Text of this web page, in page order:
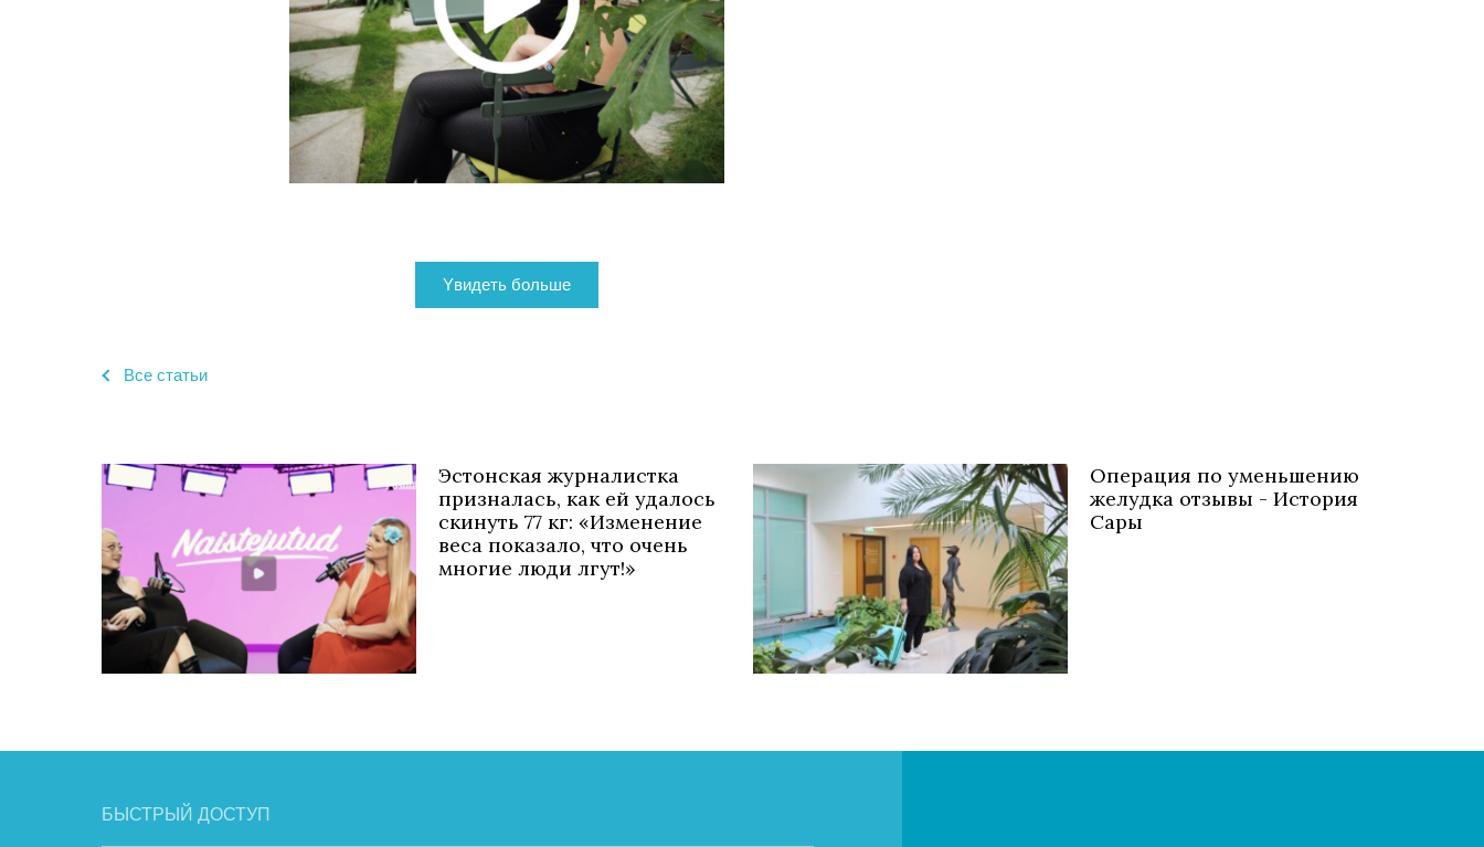
Yвидеть больше
Bсе статьи
Эстонская журналистка
призналась, как ей удалось
скинуть 77 кг: «Изменение
веса показало, что очень
многие люди лгут!»
Oперация по уменьшению
желудка отзывы - История
Сары
БЫСТРЫЙ ДОСТУП